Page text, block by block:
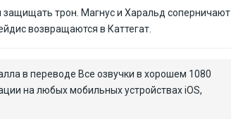
трон. Магнус и Харальд соперничают
возвращаются в Каттегат.
в переводе Все озвучки в хорошем 1080
на любых мобильных устройствах iOS,